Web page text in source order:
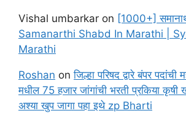
Vishal umbarkar on [1000+]
Samanarthi Shabd In Marathi |
Marathi
Roshan onजिल्हा परिषद द्वारे बंपर
मधील 75 हजार जांगांची भरती प्रकिया कृषी
अश्या खुप जागा पहा इथे zp Bharti